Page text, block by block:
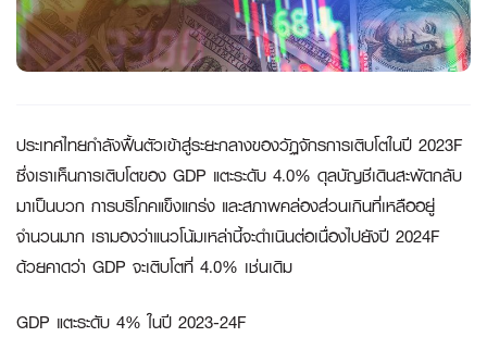
ประเทศไทยกำลังฟื้นตัวเข้าสู่ระยะกลางของวัฏจักรการเติบโตในปี 2023F
ซึ่งเราเห็นการเติบโตของ GDP แตะระดับ 4.0% ดุลบัญชีเดินสะพัดกลับ
มาเป็นบวก การบริโภคแข็งแกร่ง และสภาพคล่องส่วนเกินที่เหลืออยู่
จำนวนมาก เรามองว่าแนวโน้มเหล่านี้จะดำเนินต่อเนื่องไปยังปี 2024F
ด้วยคาดว่า GDP จะเติบโตที่ 4.0% เช่นเดิม
GDP แตะระดับ 4% ในปี 2023-24F